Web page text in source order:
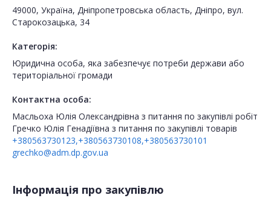
49000, Україна, Дніпропетровська область, Дніпро, вул.
Старокозацька, 34
Категорія:
Юридична особа, яка забезпечує потреби держави або
територіальної громади
Контактна особа:
Масльоха Юлія Олександрівна з питання по закупівлі робіт
Гречко Юлія Генадіївна з питання по закупівлі товарів
+380563730123,+380563730108,+380563730101
grechko@adm.dp.gov.ua
Інформація про закупівлю